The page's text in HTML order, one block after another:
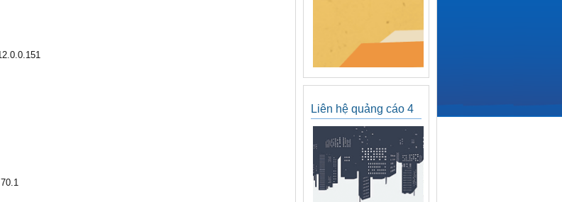
Liên hệ quảng cáo 4